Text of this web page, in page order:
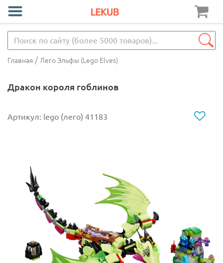
Главная / Лего Эльфы (Lego Elves)
Дракон короля гоблинов
Артикул: lego (лего) 41183